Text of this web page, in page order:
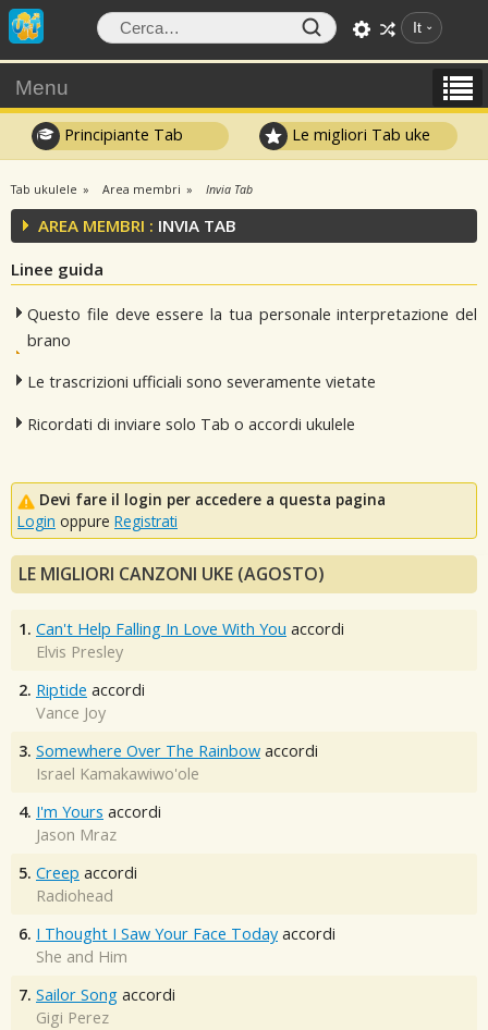
It
Menu
Principiante Tab Le migliori Tab uke
Tab ukulele Area membri Invia Tab
AREA MEMBRI : INVIA TAB
Linee guida
Questo file deve essere la tua personale interpretazione del
brano
Le trascrizioni ufficiali sono severamente vietate
Ricordati di inviare solo Tab o accordi ukulele
Devi fare il login per accedere a questa pagina
Login oppure Registrati
LE MIGLIORI CANZONI UKE (AGOSTO)
1. Can't Help Falling In Love With You accordi
Elvis Presley
2. Riptide accordi
Vance Joy
3. Somewhere Over The Rainbow accordi
Israel Kamakawiwo'ole
4. I'm Yours accordi
Jason Mraz
5. Creep accordi
Radiohead
6. I Thought I Saw Your Face Today accordi
She and Him
7. Sailor Song accordi
Gigi Perez